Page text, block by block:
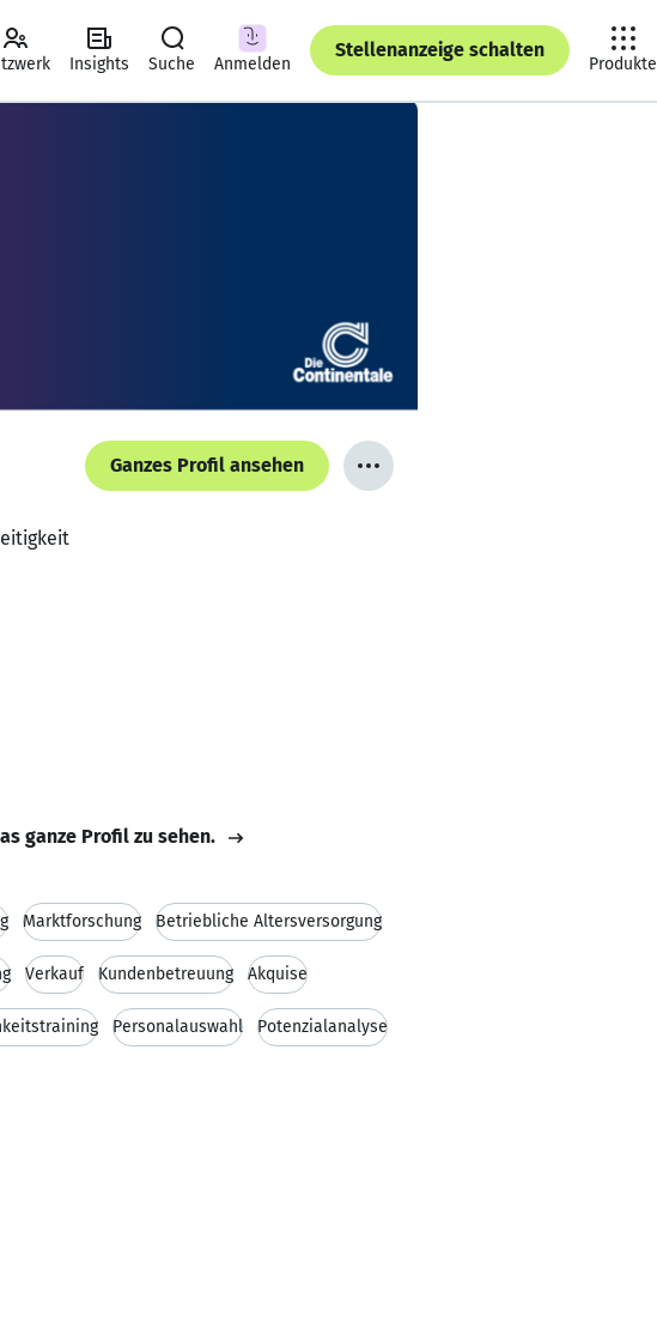
Insights Suche Anmelden
Stellenanzeige schalten
Produkte
Ganzes Profil ansehen
ganze Profil zu sehen.
Marktforschung Betriebliche Altersversorgung
Verkauf Kundenbetreuung Akquise
Personalauswahl Potenzialanalyse